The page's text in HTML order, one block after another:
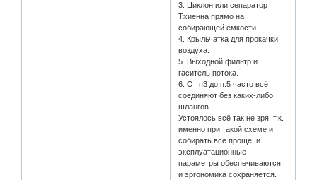
3. Циклон или сепаратор
Тхиенна прямо на
собирающей ёмкости.
4. Крыльчатка для прокачки
воздуха.
5. Выходной фильтр и
гаситель потока.
6. От п3 до п.5 часто всё
соединяют без каких-либо
шлангов.
Устоялось всё так не зря, т.к.
именно при такой схеме и
собирать всё проще, и
эксплуатационные
параметры обеспечиваются,
и эргономика сохраняется.